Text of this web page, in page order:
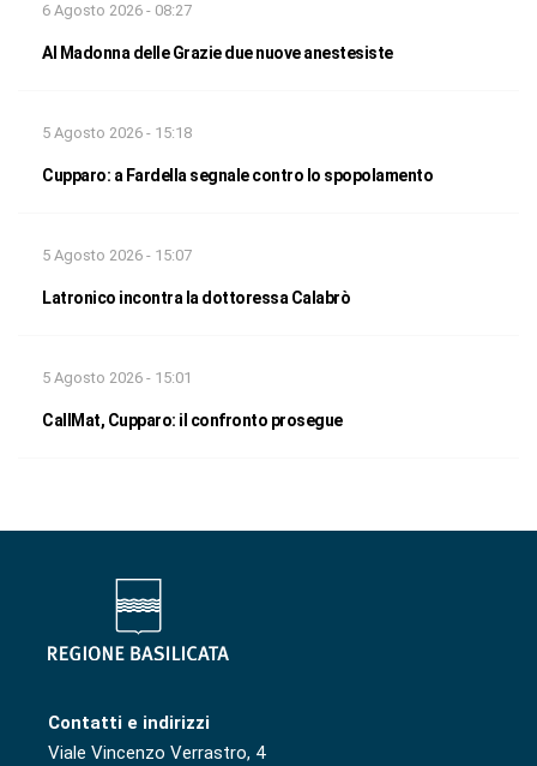
6 Agosto 2026 - 08:27
Al Madonna delle Grazie due nuove anestesiste
5 Agosto 2026 - 15:18
Cupparo: a Fardella segnale contro lo spopolamento
5 Agosto 2026 - 15:07
Latronico incontra la dottoressa Calabrò
5 Agosto 2026 - 15:01
CallMat, Cupparo: il confronto prosegue
Contatti e indirizzi
Viale Vincenzo Verrastro, 4